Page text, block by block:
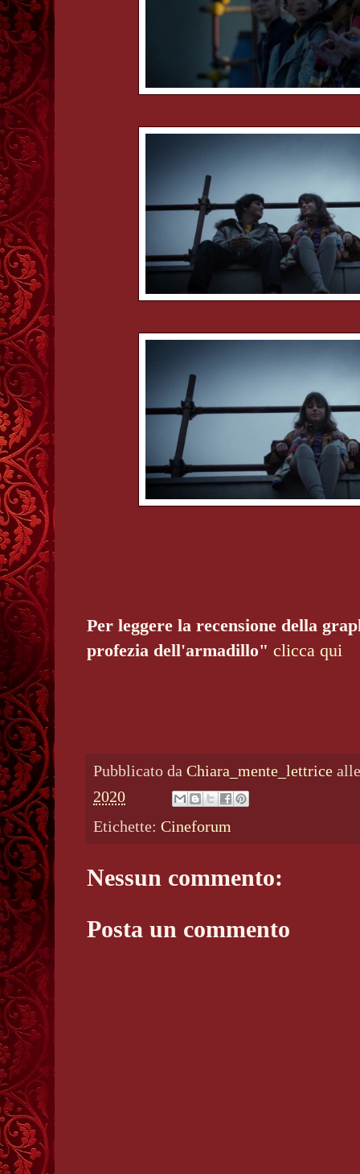
Per leggere la recensione della
profezia dell'armadillo" clicca qui
Pubblicato da Chiara_mente_lettrice
2020
Etichette: Cineforum
Nessun commento:
Posta un commento